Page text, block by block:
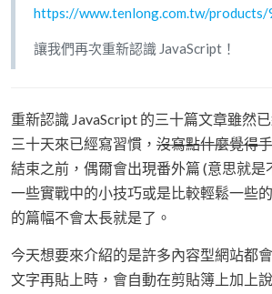
https://www.tenlong.com.tw/
讓我們再次重新認識 JavaScript！
重新認識 JavaScript 的三十篇文章雖然
三十天來已經寫習慣， 沒寫點什麼覺得
結束之前，偶爾會出現番外篇 (意思就是
一些實戰中的小技巧或是比較輕鬆一些
的篇幅不會太長就是了。
今天想要來介紹的是許多內容型網站都
文字再貼上時，會自動在剪貼簿上加上